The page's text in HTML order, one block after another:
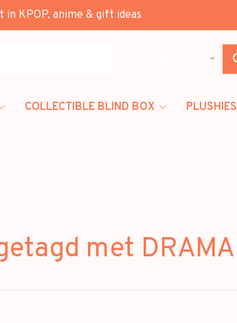
in KPOP, anime & gift ideas
COLLECTIBLE BLIND BOX PLUSHIES
met DRAMA